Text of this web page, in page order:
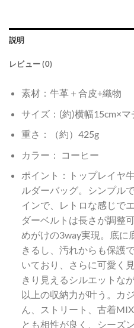
説明
レビュー (0)
素材：牛革＋合皮+織物
サイズ：(約)横幅15cm×マ
重さ：（約）425g
カラー： コーヒー
ポイント：トップレイヤ
ルダーバッグ。シンプル
インで、レトロな感じで
ダーベルトは長さが調整
めがけの3way実現。底に
きるし、汚れからも保護
いており、さらに可愛く
きり見えるシルエットな
以上の収納力が叶う。カ
ん、ストリート、古着
とも相性が良く、シーズ